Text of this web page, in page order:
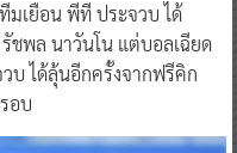
มเยือน พีที ประจวบ ได้
ชพล นาวันโน แต่บอลเฉียด
บ ได้ลุ้นอีกครั้งจากฟรีคิก
อบ